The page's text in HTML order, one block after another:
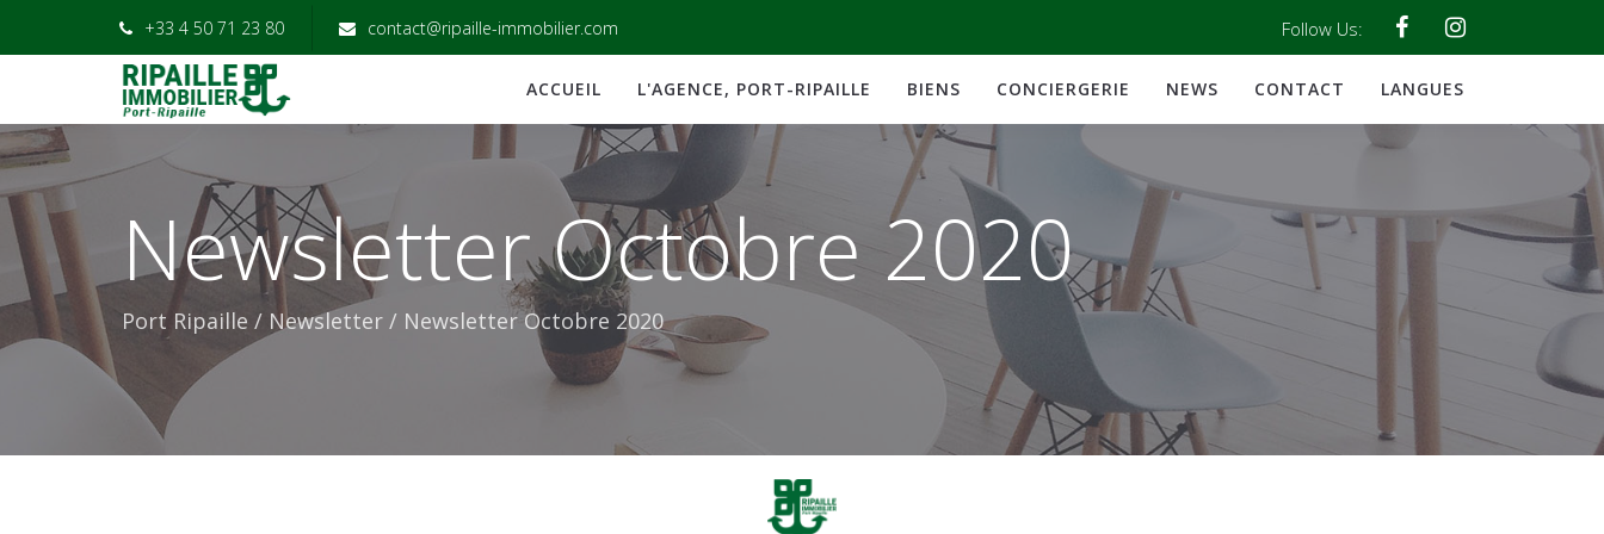
+33 4 50 71 23 80 contact@ripaille-immobilier.com Follow Us:
ACCUEIL L'AGENCE, PORT-RIPAILLE BIENS CONCIERGERIE NEWS CONTACT LANGUES
Newsletter Octobre 2020
Port Ripaille / Newsletter / Newsletter Octobre 2020